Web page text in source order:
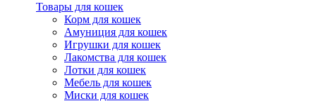
Товары для кошек
Корм для кошек
Амуниция для кошек
Игрушки для кошек
Лакомства для кошек
Лотки для кошек
Мебель для кошек
Миски для кошек